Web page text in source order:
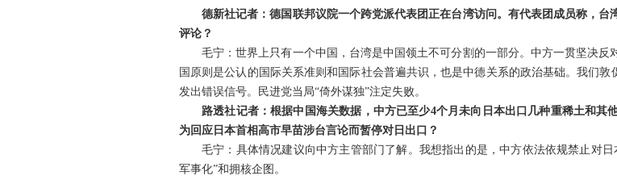
德新社记者：德国联邦议院一个跨党派代表团正在台湾访问。有代表团成员称，
评论？
毛宁：世界上只有一个中国，台湾是中国领土不可分割的一部分。中方一贯坚决
国原则是公认的国际关系准则和国际社会普遍共识，也是中德关系的政治基础。我们
发出错误信号。民进党当局“倚外谋独”注定失败。
路透社记者：根据中国海关数据，中方已至少4个月未向日本出口几种重稀土和
为回应日本首相高市早苗涉台言论而暂停对日出口？
毛宁：具体情况建议向中方主管部门了解。我想指出的是，中方依法依规禁止对
军事化”和拥核企图。